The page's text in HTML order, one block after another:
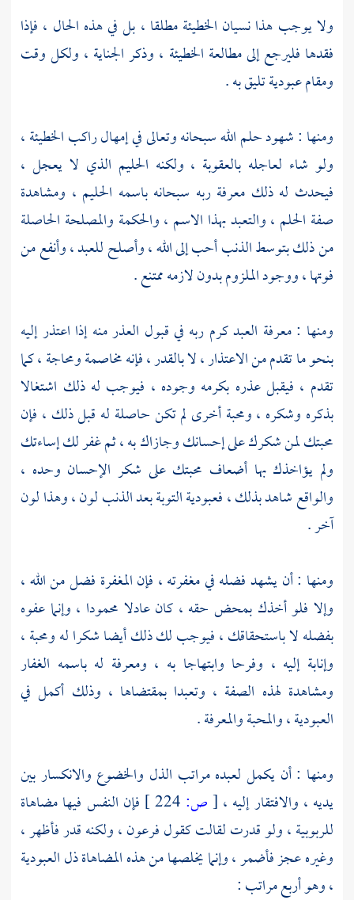
ولا يوجب هذا نسيان الخطيئة مطلقا ، بل في هذه الحال ، فإذا
فقدها فليرجع إلى مطالعة الخطيئة ، وذكر الجناية ، ولكل وقت
ومقام عبودية تليق به .
ومنها : شهود حلم الله سبحانه وتعالى في إمهال راكب الخطيئة ،
ولو شاء لعاجله بالعقوبة ، ولكنه الحليم الذي لا يعجل ،
فيحدث له ذلك معرفة ربه سبحانه باسمه الحليم ، ومشاهدة
صفة الحلم ، والتعبد بهذا الاسم ، والحكمة والمصلحة الحاصلة
من ذلك بتوسط الذنب أحب إلى الله ، وأصلح للعبد ، وأنفع من
فوتها ، ووجود الملزوم بدون لازمه ممتنع .
ومنها : معرفة العبد كرم ربه في قبول العذر منه إذا اعتذر إليه
بنحو ما تقدم من الاعتذار ، لا بالقدر ، فإنه مخاصمة ومحاجة ، كما
تقدم ، فيقبل عذره بكرمه وجوده ، فيوجب له ذلك اشتغالا
بذكره وشكره ، ومحبة أخرى لم تكن حاصلة له قبل ذلك ، فإن
محبتك لمن شكرك على إحسانك وجازاك به ، ثم غفر لك إساءتك
ولم يؤاخذك بها أضعاف محبتك على شكر الإحسان وحده ،
والواقع شاهد بذلك ، فعبودية التوبة بعد الذنب لون ، وهذا لون
آخر .
ومنها : أن يشهد فضله في مغفرته ، فإن المغفرة فضل من الله ،
وإلا فلو أخذك بمحض حقه ، كان عادلا محمودا ، وإنما عفوه
بفضله لا باستحقاقك ، فيوجب لك ذلك أيضا شكرا له ومحبة ،
وإنابة إليه ، وفرحا وابتهاجا به ، ومعرفة له باسمه الغفار
ومشاهدة لهذه الصفة ، وتعبدا بمقتضاها ، وذلك أكمل في
العبودية ، والمحبة والمعرفة .
ومنها : أن يكمل لعبده مراتب الذل والخضوع والانكسار بين
يديه ، والافتقار إليه ، [ص:
فإن النفس فيها مضاهاة
للربوبية ، ولو قدرت لقالت كقولفرعون، ولكنه قدر فأظهر ،
وغيره عجز فأضمر ، وإنما يخلصها من هذه المضاهاة ذل العبودية
، وهو أربع مراتب :